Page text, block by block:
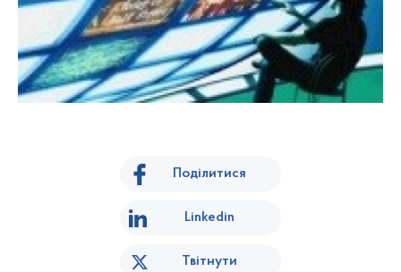
Поділитися
Linkedin
Твітнути